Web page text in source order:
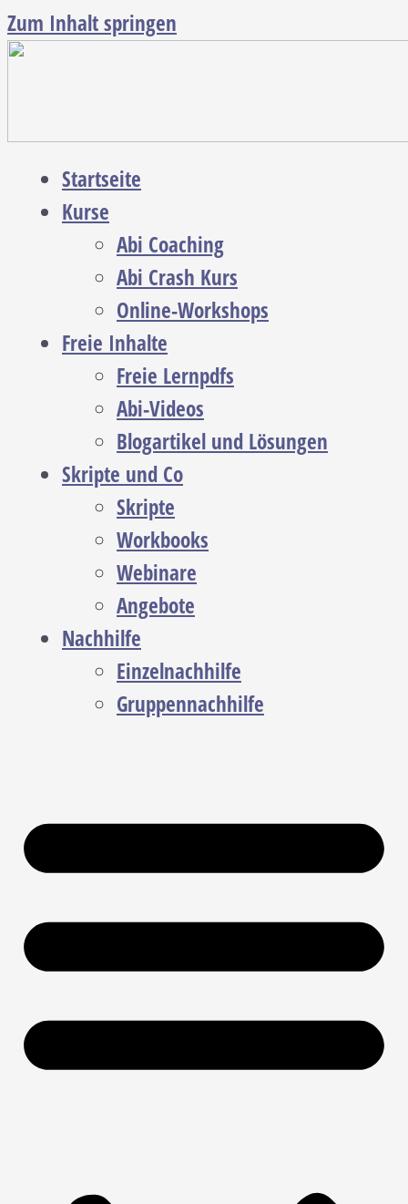
Zum Inhalt springen
Startseite
Kurse
Abi Coaching
Abi Crash Kurs
Online-Workshops
Freie Inhalte
Freie Lernpdfs
Abi-Videos
Blogartikel und Lösungen
Skripte und Co
Skripte
Workbooks
Webinare
Angebote
Nachhilfe
Einzelnachhilfe
Gruppennachhilfe